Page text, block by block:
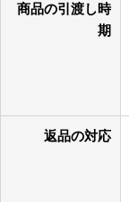
商品の引渡し時
期
返品の対応